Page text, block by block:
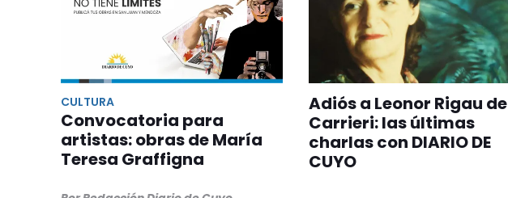
CULTURA
Convocatoria para
artistas: obras de María
Teresa Graffigna
Adiós a Leonor Rigau de
Carrieri: las últimas
charlas con DIARIO DE
CUYO